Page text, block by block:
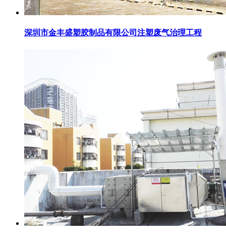
深圳市金丰盛塑胶制品有限公司注塑废气治理工程